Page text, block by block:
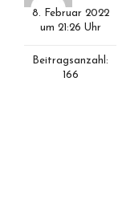
8. Februar 2022
um 21:26 Uhr
Beitragsanzahl:
166